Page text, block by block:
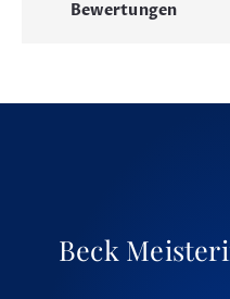
Bewertungen
Beck